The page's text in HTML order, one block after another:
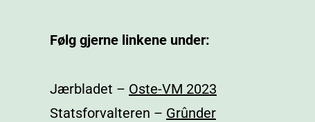
Følg gjerne linkene under:
Jærbladet – Oste-VM 2023
Statsforvalteren – Grûnder